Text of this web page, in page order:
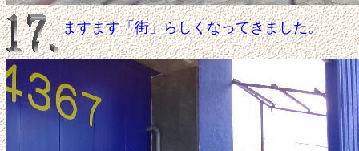
ますます「街」らしくなってきました。